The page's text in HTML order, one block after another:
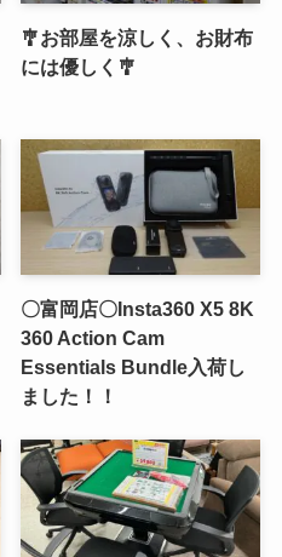
🎐お部屋を涼しく、お財布
には優しく🎐
〇富岡店〇Insta360 X5 8K
360 Action Cam
Essentials Bundle入荷し
ました！！